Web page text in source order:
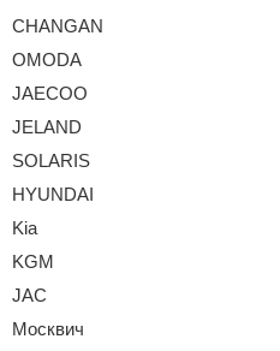
CHANGAN
OMODA
JAECOO
JELAND
SOLARIS
HYUNDAI
Kia
KGM
JAC
Москвич